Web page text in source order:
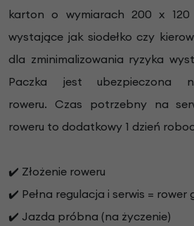
karton o wymiarach 200 x
wystające jak siodełko czy
dla zminimalizowania ryzyka
Paczka jest ubezpieczona
roweru. Czas potrzebny na
roweru to dodatkowy 1 dzień
✔️ Złożenie roweru
✔️ Pełna regulacja i serwis =
✔️ Jazda próbna (na życzenie)